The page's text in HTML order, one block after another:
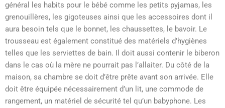
général les habits pour le bébé comme les petits pyjamas, les
grenouillères, les gigoteuses ainsi que les accessoires dont il
aura besoin tels que le bonnet, les chaussettes, le bavoir. Le
trousseau est également constitué des matériels d’hygiènes
telles que les serviettes de bain. Il doit aussi contenir le biberon
dans le cas où la mère ne pourrait pas l’allaiter. Du côté de la
maison, sa chambre se doit d’être prête avant son arrivée. Elle
doit être équipée nécessairement d’un lit, une commode de
rangement, un matériel de sécurité tel qu’un babyphone. Les